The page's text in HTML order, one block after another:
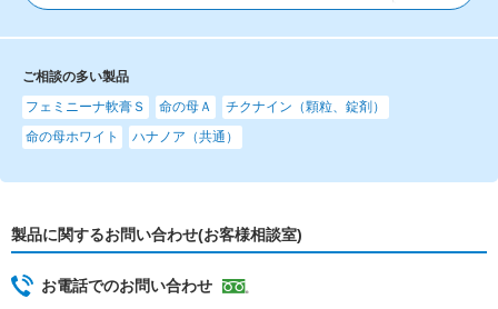
ご相談の多い製品
フェミニーナ軟膏Ｓ
命の母Ａ
チクナイン（顆粒、錠剤）
命の母ホワイト
ハナノア（共通）
製品に関するお問い合わせ(お客様相談室)
お電話でのお問い合わせ